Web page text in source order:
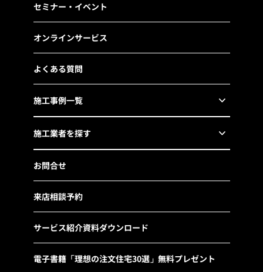
セミナー・イベント
オンラインサービス
よくある質問
施工事例一覧
施工業者を探す
お問合せ
来店相談予約
サービス紹介資料ダウンロード
電子書籍「理想の注文住宅30選」無料プレゼント